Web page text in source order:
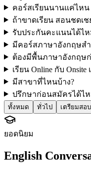
คอร์สเรียนนานแค่ไหน
ถ้าขาดเรียน สอนชดเช
รับประกันคะแนนได้ไห
มีคอร์สภาษาอังกฤษส
ต้องมีพื้นภาษาอังกฤษ
เรียน Online กับ
มีสาขาที่ไหนบ้าง?
ปรึกษาก่อนสมัครได้ไ
ทั้งหมด ทั่วไป เตรียมสอบ
ยอดนิยม
English